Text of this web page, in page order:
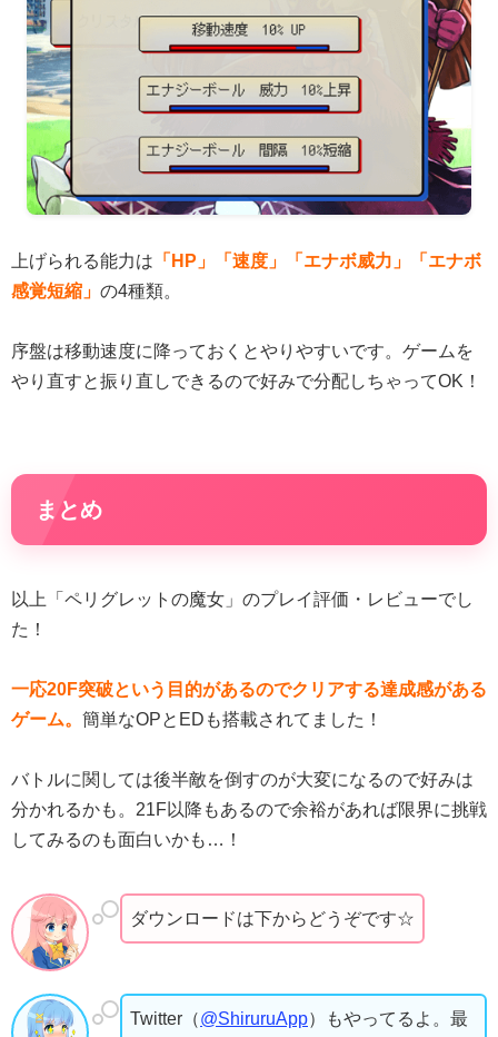
上げられる能力は 「HP」「速度」「エナボ威力」「エナボ
感覚短縮」 の4種類。
序盤は移動速度に降っておくとやりやすいです。ゲームを
やり直すと振り直しできるので好みで分配しちゃってOK！
まとめ
以上「ペリグレットの魔女」のプレイ評価・レビューでし
た！
一応20F突破という目的があるのでクリアする達成感がある
ゲーム。 簡単なOPとEDも搭載されてました！
バトルに関しては後半敵を倒すのが大変になるので好みは
分かれるかも。21F以降もあるので余裕があれば限界に挑戦
してみるのも面白いかも…！
ダウンロードは下からどうぞです☆
Twitter（@ShiruruApp）もやってるよ。最